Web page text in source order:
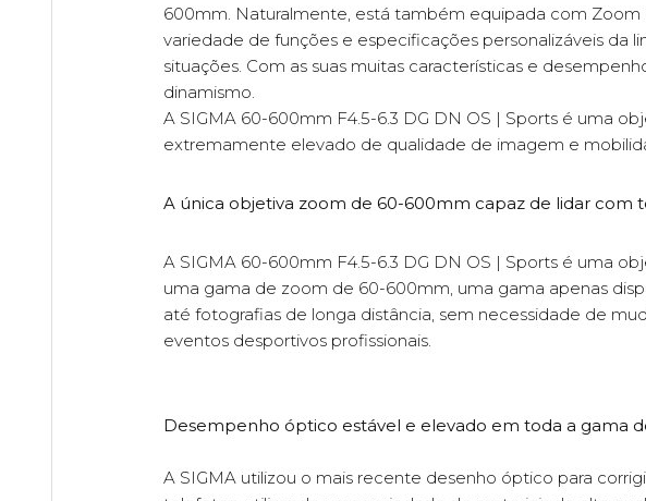
600mm. Naturalmente, está também equipada com Zoom
variedade de funções e especificações personalizáveis da
situações. Com as suas muitas características e
dinamismo.
A SIGMA 60-600mm F4.5-6.3 DG DN OS | Sports é uma
extremamente elevado de qualidade de imagem e
A única objetiva zoom de 60-600mm capaz de lidar com
A SIGMA 60-600mm F4.5-6.3 DG DN OS | Sports é uma
uma gama de zoom de 60-600mm, uma gama apenas
até fotografias de longa distância, sem necessidade de
eventos desportivos profissionais.
Desempenho óptico estável e elevado em toda a gama
A SIGMA utilizou o mais recente desenho óptico para